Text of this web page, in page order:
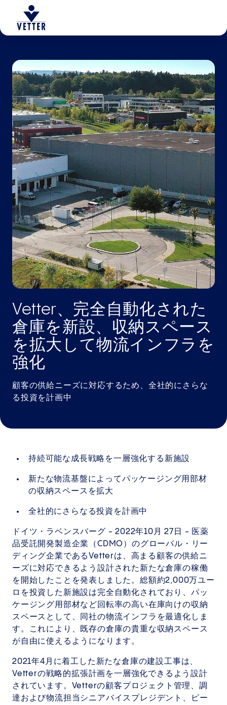
Vetter、完全自動化された
倉庫を新設、収納スペース
を拡大して物流インフラを
強化
顧客の供給ニーズに対応するため、全社的にさらな
る投資を計画中
持続可能な成長戦略を一層強化する新施設
新たな物流基盤によってパッケージング用部材
の収納スペースを拡大
全社的にさらなる投資を計画中
ドイツ・ラベンスバーグ - 2022年10月 27日 - 医薬
品受託開発製造企業（CDMO）のグローバル・リー
ディング企業であるVetterは、高まる顧客の供給ニ
ーズに対応できるよう設計された新たな倉庫の稼働
を開始したことを発表しました。総額約2,000万ユー
ロを投資した新施設は完全自動化されており、パッ
ケージング用部材など回転率の高い在庫向けの収納
スペースとして、同社の物流インフラを最適化しま
す。これにより、既存の倉庫の貴重な収納スペース
が自由に使えるようになります。
2021年4月に着工した新たな倉庫の建設工事は、
Vetterの戦略的拡張計画を一層強化できるよう設計
されています。Vetterの顧客プロジェクト管理、調
達および物流担当シニアバイスプレジデント、ピー